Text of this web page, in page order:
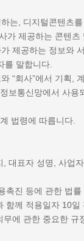
는, 디지털콘텐츠
제공하는 콘텐
제공하는 정보와
를 말합니다.
“회사”에서 기획,
통신망에서 사
법령에 따릅니다.
표자 성명, 사업
진 등에 관한 법
께 적용일자 10
에 관한 중요한